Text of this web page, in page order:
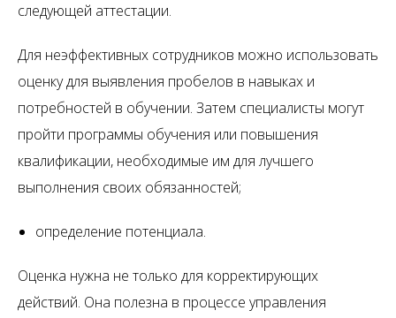
следующей аттестации.
Для неэффективных сотрудников можно использовать
оценку для выявления пробелов в навыках и
потребностей в обучении. Затем специалисты могут
пройти программы обучения или повышения
квалификации, необходимые им для лучшего
выполнения своих обязанностей;
определение потенциала.
Оценка нужна не только для корректирующих
действий. Она полезна в процессе управления